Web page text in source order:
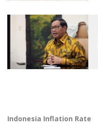
Indonesia Inflation Rate